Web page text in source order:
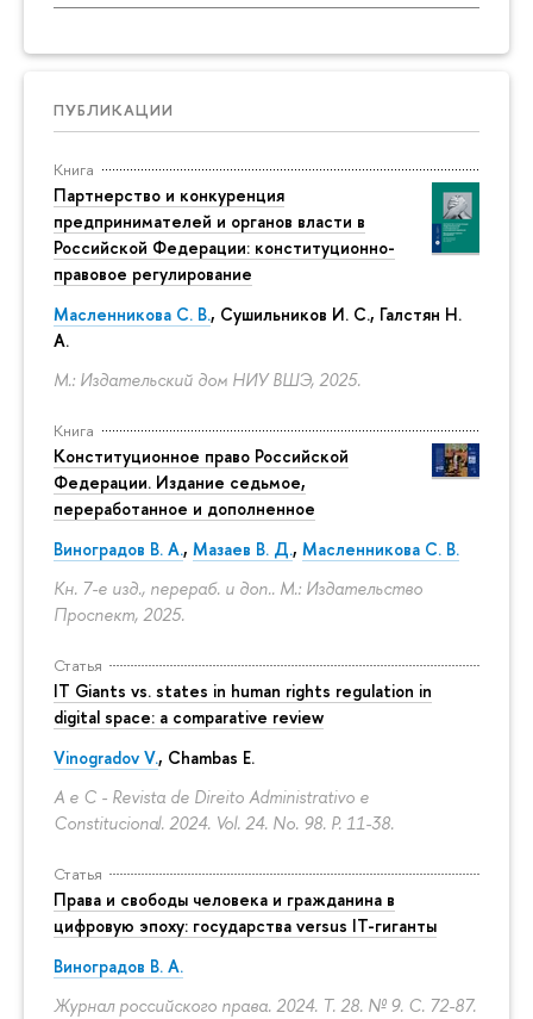
ПУБЛИКАЦИИ
Книга
Партнерство и конкуренция
предпринимателей и органов власти в
Российской Федерации: конституционно-
правовое регулирование
Масленникова С. В., Сушильников И. С., Галстян Н.
А.
М.: Издательский дом НИУ ВШЭ, 2025.
Книга
Конституционное право Российской
Федерации. Издание седьмое,
переработанное и дополненное
Виноградов В. А., Мазаев В. Д., Масленникова С. В.
Кн. 7-е изд., перераб. и доп.. М.: Издательство
Проспект, 2025.
Статья
IT Giants vs. states in human rights regulation in
digital space: a comparative review
Vinogradov V., Chambas E.
A e C - Revista de Direito Administrativo e
Constitucional. 2024. Vol. 24. No. 98. P. 11-38.
Статья
Права и свободы человека и гражданина в
цифровую эпоху: государства versus IT-гиганты
Виноградов В. А.
Журнал российского права. 2024. Т. 28. № 9. С. 72-87.